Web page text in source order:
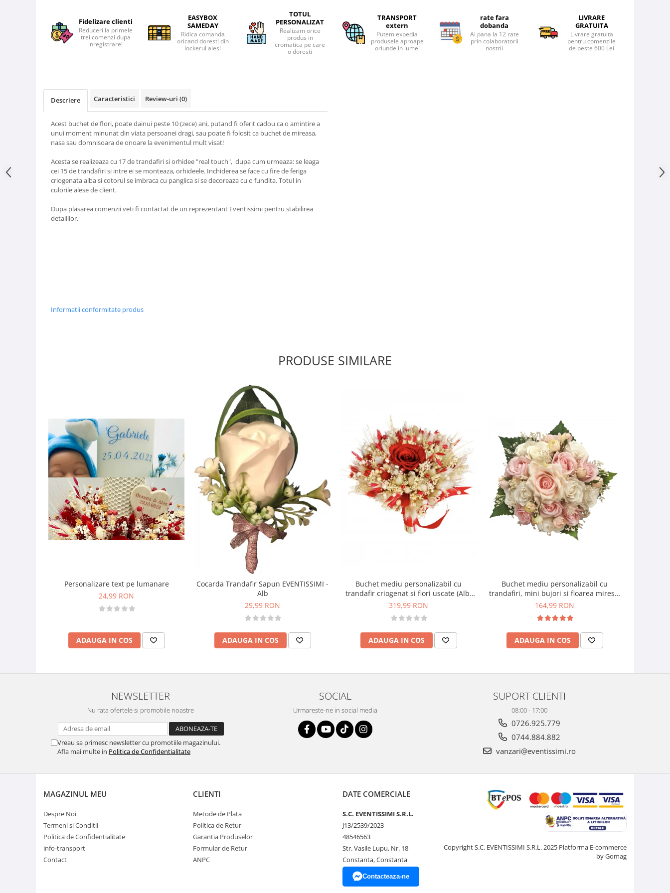
Fidelizare clienti
Reduceri la primele
trei comenzi dupa
inregistrare!
EASYBOX
SAMEDAY
Ridica comanda
oricand doresti din
lockerul ales!
TOTUL
PERSONALIZAT
Realizam orice
produs in
cromatica pe care
o doresti
TRANSPORT
extern
Putem expedia
produsele aproape
oriunde in lume!
rate fara
dobanda
Ai pana la 12 rate
prin colaboratorii
nostrii
LIVRARE
GRATUITA
Livrare gratuita
pentru comenzile
de peste 600 Lei
Descriere Caracteristici Review-uri (0)
Acest buchet de flori, poate dainui peste 10 (zece) ani, putand fi oferit cadou ca o amintire a
unui moment minunat din viata persoanei dragi, sau poate fi folosit ca buchet de mireasa,
nasa sau domnisoara de onoare la evenimentul mult visat!
Acesta se realizeaza cu 17 de trandafiri si orhidee "real touch", dupa cum urmeaza: se leaga
cei 15 de trandafiri si intre ei se monteaza, orhideele. Inchiderea se face cu fire de feriga
criogenata alba si cotorul se imbraca cu panglica si se decoreaza cu o fundita. Totul in
culorile alese de client.
Dupa plasarea comenzii veti fi contactat de un reprezentant Eventissimi pentru stabilirea
detaliilor.
Informatii conformitate produs
PRODUSE SIMILARE
Personalizare text pe lumanare
24,99 RON
ADAUGA IN COS
Cocarda Trandafir Sapun EVENTISSIMI -
Alb
29,99 RON
ADAUGA IN COS
Buchet mediu personalizabil cu
trandafir criogenat si flori uscate (Alb,
Rosu)
319,99 RON
ADAUGA IN COS
Buchet mediu personalizabil cu
trandafiri, mini bujori si floarea miresei
(Alb, Roz)
164,99 RON
ADAUGA IN COS
NEWSLETTER
Nu rata ofertele si promotiile noastre
Vreau sa primesc newsletter cu promotiile magazinului.
Afla mai multe in Politica de Confidentialitate
SOCIAL
Urmareste-ne in social media
SUPORT CLIENTI
08:00 - 17:00
0726.925.779
0744.884.882
vanzari@eventissimi.ro
MAGAZINUL MEU
Despre Noi
Termeni si Conditii
Politica de Confidentialitate
info-transport
Contact
CLIENTI
Metode de Plata
Politica de Retur
Garantia Produselor
Formular de Retur
ANPC
DATE COMERCIALE
S.C. EVENTISSIMI S.R.L.
J13/2539/2023
48546563
Str. Vasile Lupu, Nr. 18
Constanta, Constanta
Contacteaza-ne
Copyright S.C. EVENTISSIMI S.R.L. 2025 Platforma E-commerce
by Gomag